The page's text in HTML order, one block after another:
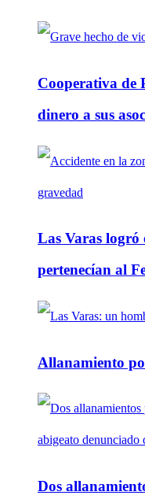
Cooperativa de
dinero a sus
Las Varas logró
pertenecían al
Allanamiento
Dos